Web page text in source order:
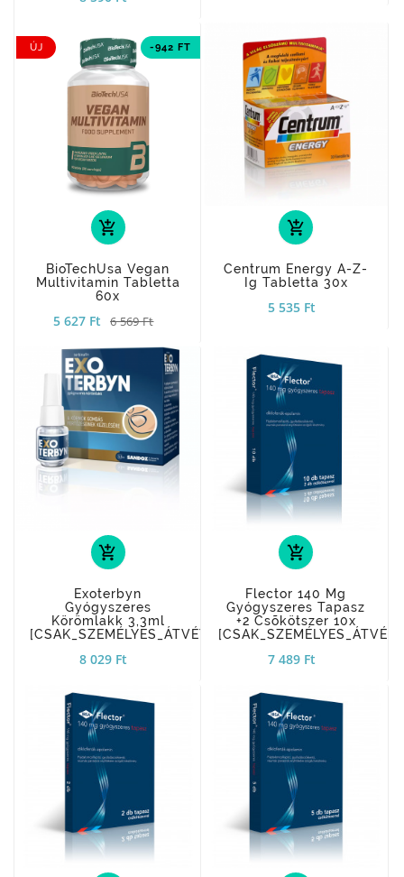
ÚJ -942 FT
add_shopping_cart
BioTechUsa Vegan
Multivitamin Tabletta
60x
5 627 Ft 6 569 Ft
add_shopping_cart
Centrum Energy A-Z-
Ig Tabletta 30x
5 535 Ft
add_shopping_cart
Exoterbyn
Gyógyszeres
Körömlakk 3,3ml
[CSAK_SZEMÉLYES_ÁTVÉTEL]
8 029 Ft
add_shopping_cart
Flector 140 Mg
Gyógyszeres Tapasz
+2 Csõkötszer 10x
7 489 Ft